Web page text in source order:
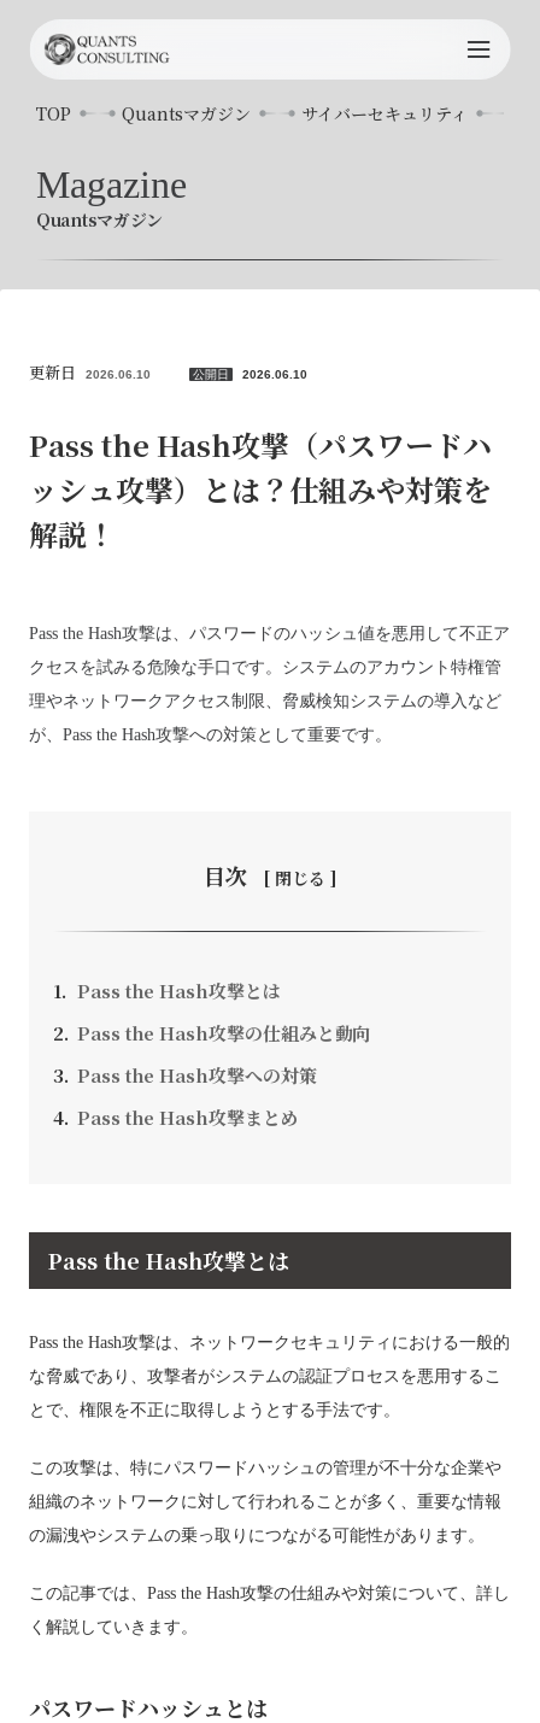
TOP
Quants について
サービス内容
コンサルタント
お知らせ
Quantsマガジン
お問い合わせ
採用情報
TOP Quantsマガジン サイバーセキュリティ
Magazine
Quantsマガジン
更新日 2026.06.10 公開日 2026.06.10
Pass the Hash攻撃（パスワードハ
ッシュ攻撃）とは？仕組みや対策を
解説！
Pass the Hash攻撃は、パスワードのハッシュ値を悪用して不正ア
クセスを試みる危険な手口です。システムのアカウント特権管
理やネットワークアクセス制限、脅威検知システムの導入など
が、Pass the Hash攻撃への対策として重要です。
目次
Pass the Hash攻撃とは
Pass the Hash攻撃の仕組みと動向
Pass the Hash攻撃への対策
Pass the Hash攻撃まとめ
Pass the Hash攻撃とは
Pass the Hash攻撃は、ネットワークセキュリティにおける一般的
な脅威であり、攻撃者がシステムの認証プロセスを悪用するこ
とで、権限を不正に取得しようとする手法です。
この攻撃は、特にパスワードハッシュの管理が不十分な企業や
組織のネットワークに対して行われることが多く、重要な情報
の漏洩やシステムの乗っ取りにつながる可能性があります。
この記事では、Pass the Hash攻撃の仕組みや対策について、詳し
く解説していきます。
パスワードハッシュとは